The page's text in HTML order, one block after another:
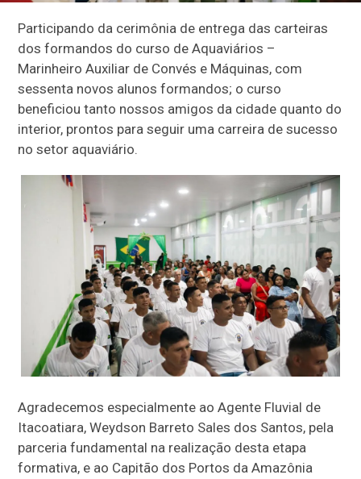
Participando da cerimônia de entrega das carteiras
dos formandos do curso de Aquaviários –
Marinheiro Auxiliar de Convés e Máquinas, com
sessenta novos alunos formandos; o curso
beneficiou tanto nossos amigos da cidade quanto do
interior, prontos para seguir uma carreira de sucesso
no setor aquaviário.
Agradecemos especialmente ao Agente Fluvial de
Itacoatiara, Weydson Barreto Sales dos Santos, pela
parceria fundamental na realização desta etapa
formativa, e ao Capitão dos Portos da Amazônia